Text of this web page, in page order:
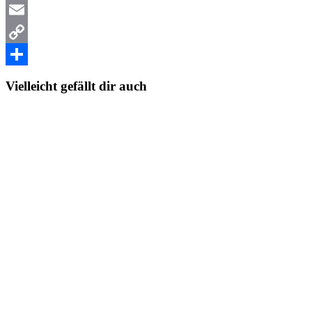
WhatsApp
Email
Copy
Vielleicht gefällt dir auch